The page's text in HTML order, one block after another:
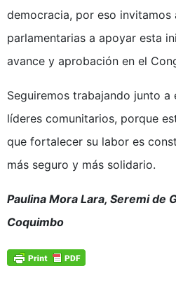
democracia, por eso invitamos
parlamentarias a apoyar esta
avance y aprobación en el
Seguiremos trabajando junto a
líderes comunitarios, porque
que fortalecer su labor es
más seguro y más solidario.
Paulina Mora Lara, Seremi de
Coquimbo